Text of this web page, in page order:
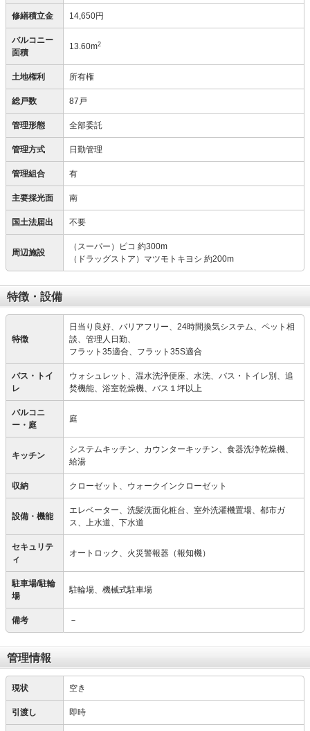
修繕積立金 14,650円
バルコニー
面積
13.60m2
土地権利 所有権
総戸数 87戸
管理形態 全部委託
管理方式 日勤管理
管理組合 有
主要採光面 南
国土法届出 不要
周辺施設
（スーパー）ピコ 約300m
（ドラッグストア）マツモトキヨシ 約200m
特徴・設備
特徴
日当り良好、バリアフリー、24時間換気システム、ペット相
談、管理人日勤、
フラット35適合、フラット35S適合
バス・トイ
レ
ウォシュレット、温水洗浄便座、水洗、バス・トイレ別、追
焚機能、浴室乾燥機、バス１坪以上
バルコニ
ー・庭
庭
キッチン
システムキッチン、カウンターキッチン、食器洗浄乾燥機、
給湯
収納 クローゼット、ウォークインクローゼット
設備・機能
エレベーター、洗髪洗面化粧台、室外洗濯機置場、都市ガ
ス、上水道、下水道
セキュリテ
ィ
オートロック、火災警報器（報知機）
駐車場/駐輪
場
駐輪場、機械式駐車場
備考 －
管理情報
現状 空き
引渡し 即時